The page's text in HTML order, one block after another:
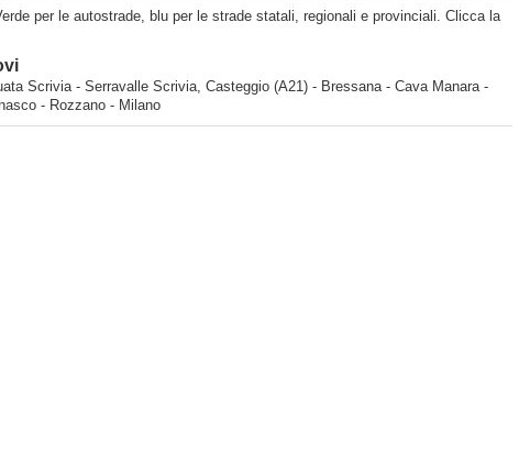
per le autostrade, blu per le strade statali, regionali e provinciali. Clicca la
Scrivia - Serravalle Scrivia, Casteggio (A21) - Bressana - Cava Manara -
- Rozzano - Milano